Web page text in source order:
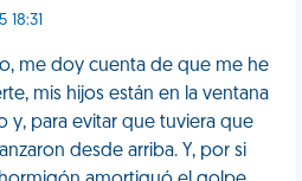
me doy cuenta de que me he
mis hijos están en la ventana
y, para evitar que tuviera que
desde arriba. Y, por si